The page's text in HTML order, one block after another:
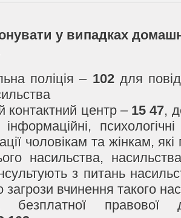
у випадках
поліція – 102для
контактний центр – 15 47,
чоловікам та жінкам, які
насильства,
з питань
загрози вчинення такого
безплатної правової